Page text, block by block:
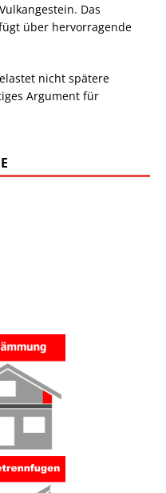
Das
über hervorragende
nicht spätere
Argument für